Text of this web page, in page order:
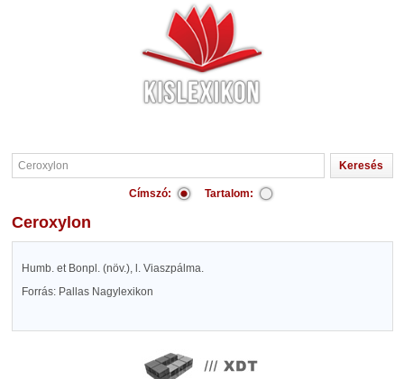
Címszó: Tartalom:
Ceroxylon
Humb. et Bonpl. (növ.), l. Viaszpálma.
Forrás: Pallas Nagylexikon